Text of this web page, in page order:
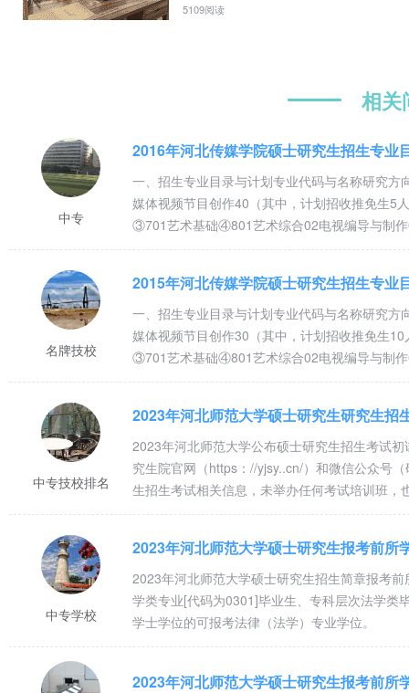
5109阅读
相关
中专
2016年河北传媒学院硕士研究生招生专业
一、招生专业目录与计划专业代码与名称研究
媒体视频节目创作40（其中，计划招收推免生
③701艺术基础④801艺术综合02电视编导与制
055200新闻与传播01媒介融合与媒体转型15（
名牌技校
2015年河北传媒学院硕士研究生招生专业
一、招生专业目录与计划专业代码与名称研究
媒体视频节目创作30（其中，计划招收推免生
③701艺术基础④801艺术综合02电视编导与制
055200新闻与传播01媒介融合与媒体转型15（
中专技校排名
2023年河北师范大学硕士研究生研究生招
2023年河北师范大学公布硕士研究生招生考试
究生院官网（https：//yjsy..cn/）和微信公众号
生招生考试相关信息，未举办任何考试培训班
的官方渠道查询各类信息，谨防上当受骗。
中专学校
2023年河北师范大学硕士研究生报考前所
2023年河北师范大学硕士研究生招生简章报考
学类专业[代码为0301]毕业生、专科层次法学类
学士学位的可报考法律（法学）专业学位。
2023年河北师范大学硕士研究生报考前所